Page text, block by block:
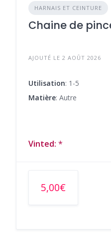
HARNAIS ET CEINTURE
Chaine de
AJOUTÉ LE 2 AOÛT 2026
Utilisation: 1-5
Matière: Autre
Vinted: *
5,00€